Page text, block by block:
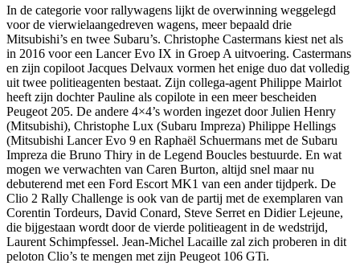
In de categorie voor rallywagens lijkt de overwinning weggelegd
voor de vierwielaangedreven wagens, meer bepaald drie
Mitsubishi’s en twee Subaru’s. Christophe Castermans kiest net als
in 2016 voor een Lancer Evo IX in Groep A uitvoering. Castermans
en zijn copiloot Jacques Delvaux vormen het enige duo dat volledig
uit twee politieagenten bestaat. Zijn collega-agent Philippe Mairlot
heeft zijn dochter Pauline als copilote in een meer bescheiden
Peugeot 205. De andere 4×4’s worden ingezet door Julien Henry
(Mitsubishi), Christophe Lux (Subaru Impreza) Philippe Hellings
(Mitsubishi Lancer Evo 9 en Raphaël Schuermans met de Subaru
Impreza die Bruno Thiry in de Legend Boucles bestuurde. En wat
mogen we verwachten van Caren Burton, altijd snel maar nu
debuterend met een Ford Escort MK1 van een ander tijdperk. De
Clio 2 Rally Challenge is ook van de partij met de exemplaren van
Corentin Tordeurs, David Conard, Steve Serret en Didier Lejeune,
die bijgestaan wordt door de vierde politieagent in de wedstrijd,
Laurent Schimpfessel. Jean-Michel Lacaille zal zich proberen in dit
peloton Clio’s te mengen met zijn Peugeot 106 GTi.